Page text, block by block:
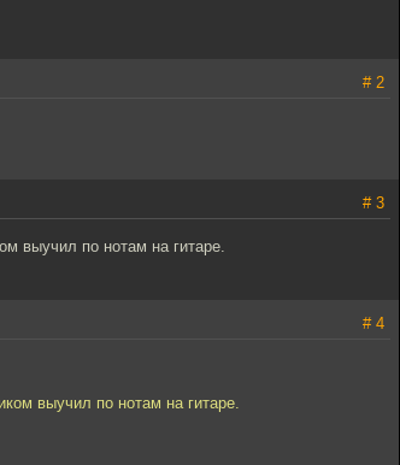
# 2
# 3
выучил по нотам на гитаре.
# 4
выучил по нотам на гитаре.